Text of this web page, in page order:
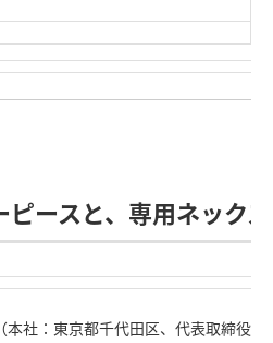
ピースと、専用ネック
本社：東京都千代田区、代表取締役